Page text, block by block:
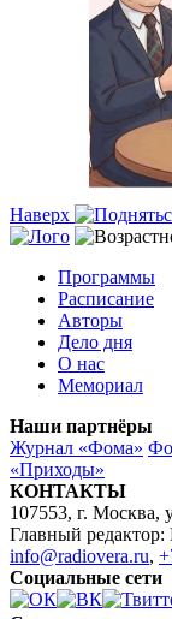
Наверх
Программы
Расписание
Авторы
Дело дня
О нас
Мемориал
Наши партнёры
Журнал «Фома»
«Приходы»
КОНТАКТЫ
107553, г. Москва,
Главный
info@radiovera.ru,
Социальные сети